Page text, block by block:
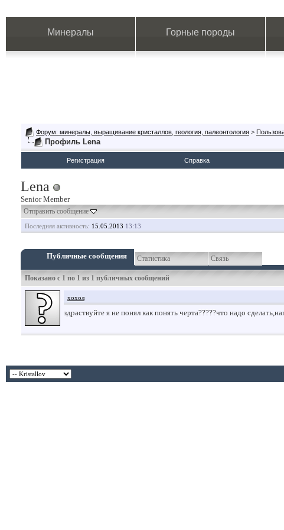
Минералы Горные породы
Форум: минералы, выращивание кристаллов, геология, палеонтология >
Профиль Lena
Регистрация Справка
Lena
Senior Member
Отправить сообщение
Последняя активность: 15.05.2013 13:13
Публичные сообщения Статистика Связь
Показано с 1 по 1 из 1 публичных сообщений
хохол
здраствуйте я не понял как понять черта?????что надо